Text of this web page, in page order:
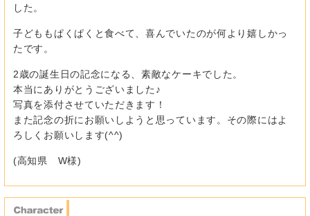
した。
子どももぱくぱくと食べて、喜んでいたのが何より嬉しかっ
たです。
2歳の誕生日の記念になる、素敵なケーキでした。
本当にありがとうございました♪
写真を添付させていただきます！
また記念の折にお願いしようと思っています。その際にはよ
ろしくお願いします(^^)
(高知県 W様)